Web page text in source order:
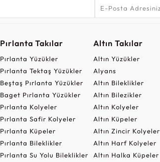
Pırlanta Takılar
Pırlanta Yüzükler
Pırlanta Tektaş Yüzükler
Beştaş Pırlanta Yüzükler
Baget Pırlanta Yüzükler
Pırlanta Kolyeler
Pırlanta Safir Kolyeler
Pırlanta Küpeler
Pırlanta Bileklikler
Pırlanta Su Yolu Bileklikler
Altın Takılar
Altın Yüzükler
Alyans
Altın Bileklikler
Altın Bilezikler
Altın Kolyeler
Altın Küpeler
Altın Zincir Kolyeler
Altın Harf Kolyeler
Altın Halka Küpeler